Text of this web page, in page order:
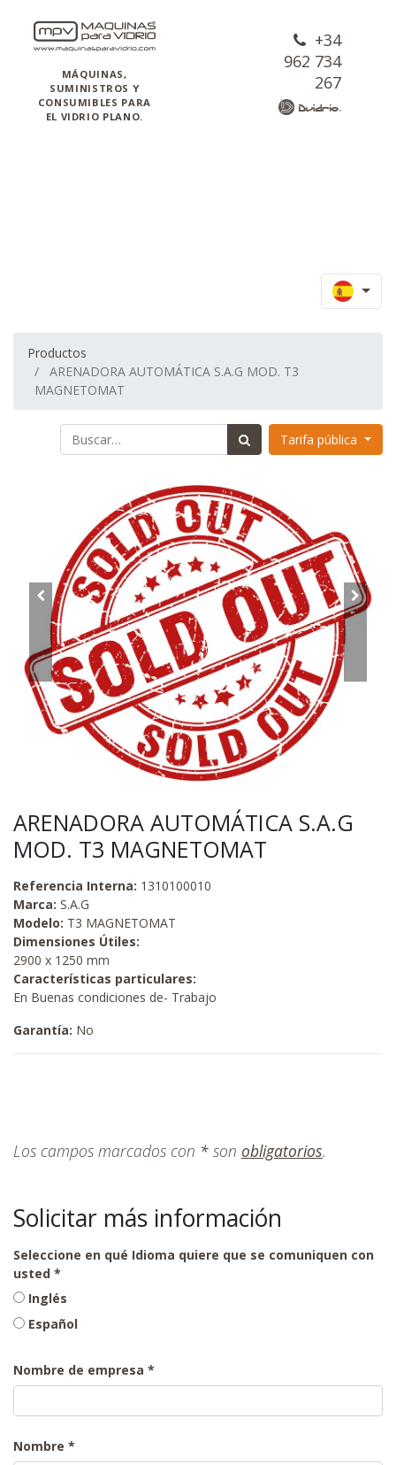
MÁQUINAS,
SUMINISTROS Y
CONSUMIBLES PARA
EL VIDRIO PLANO.
+34
962 734
267
Productos
ARENADORA AUTOMÁTICA S.A.G MOD. T3
MAGNETOMAT
Tarifa pública
ARENADORA AUTOMÁTICA S.A.G
MOD. T3 MAGNETOMAT
Referencia Interna: 1310100010
Marca: S.A.G
Modelo: T3 MAGNETOMAT
Dimensiones Útiles:
2900 x 1250 mm
Características particulares:
En Buenas condiciones de- Trabajo
Garantía: No
Los campos marcados con * son obligatorios.
Solicitar más información
Seleccione en qué Idioma quiere que se comuniquen con
usted
Inglés
Español
Nombre de empresa
Nombre